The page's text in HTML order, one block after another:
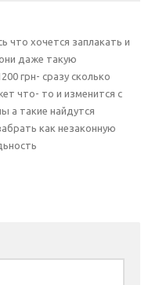
что хочется заплакать и
даже такую
грн- сразу сколько
что- то и изменится с
а такие найдутся
как незаконную